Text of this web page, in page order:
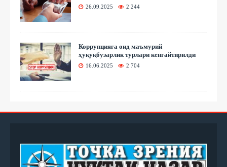
26.09.2025 2 244
Коррупцияга оид маъмурий
ҳуқуқбузарлик турлари кенгайтирилди
16.06.2025 2 704